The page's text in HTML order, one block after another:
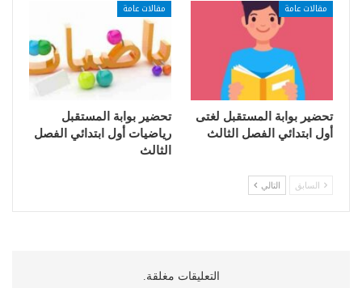
مقالات عامة
تحضير بوابة المستقبل لغتى
أول ابتدائي الفصل الثالث
مقالات عامة
تحضير بوابة المستقبل
رياضيات أول ابتدائي الفصل
الثالث
السابق التالي
التعليقات مغلقة.